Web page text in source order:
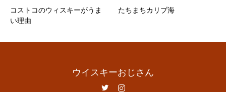
コストコのウィスキーがうま
い理由
たちまちカリブ海
ウイスキーおじさん